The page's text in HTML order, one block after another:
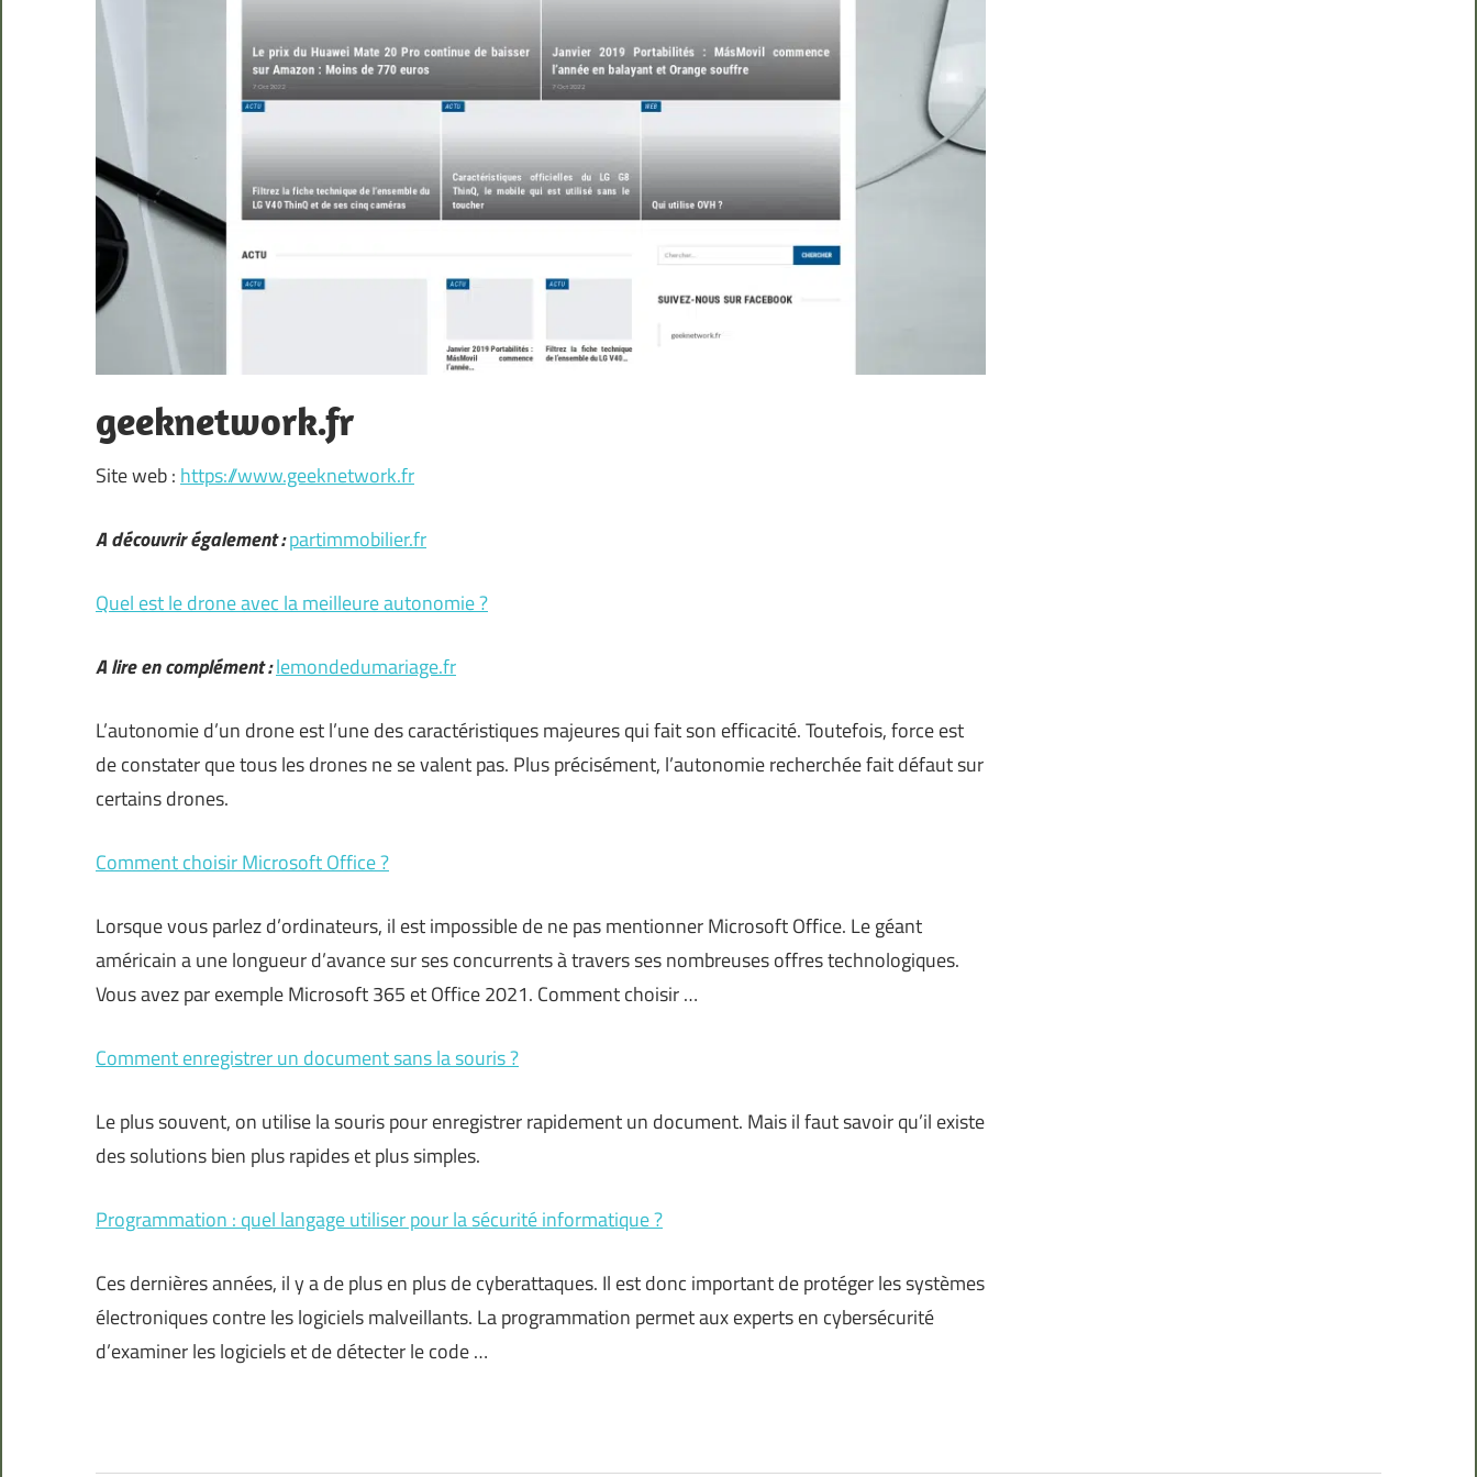
geeknetwork.fr
Site web : https://www.geeknetwork.fr
A découvrir également :partimmobilier.fr
Quel est le drone avec la meilleure autonomie ?
A lire en complément :lemondedumariage.fr
L’autonomie d’un drone est l’une des caractéristiques majeures qui fait son efficacité. Toutefois, force est
de constater que tous les drones ne se valent pas. Plus précisément, l’autonomie recherchée fait défaut sur
certains drones.
Comment choisir Microsoft Office ?
Lorsque vous parlez d’ordinateurs, il est impossible de ne pas mentionner Microsoft Office. Le géant
américain a une longueur d’avance sur ses concurrents à travers ses nombreuses offres technologiques.
Vous avez par exemple Microsoft 365 et Office 2021. Comment choisir …
Comment enregistrer un document sans la souris ?
Le plus souvent, on utilise la souris pour enregistrer rapidement un document. Mais il faut savoir qu’il existe
des solutions bien plus rapides et plus simples.
Programmation : quel langage utiliser pour la sécurité informatique ?
Ces dernières années, il y a de plus en plus de cyberattaques. Il est donc important de protéger les systèmes
électroniques contre les logiciels malveillants. La programmation permet aux experts en cybersécurité
d’examiner les logiciels et de détecter le code …